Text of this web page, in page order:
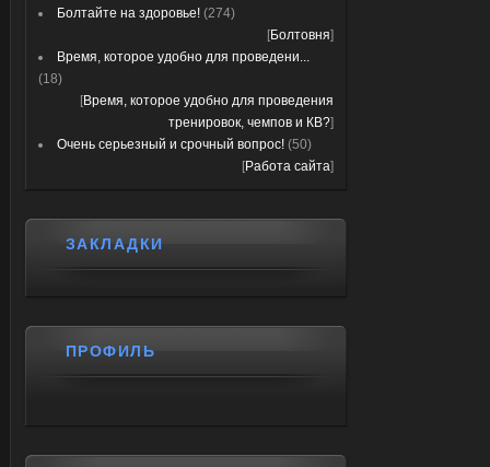
Болтайте на здоровье! (274)
[Болтовня]
Время, которое удобно для проведени...
(18)
[Время, которое удобно для проведения
тренировок, чемпов и КВ?]
Очень серьезный и срочный вопрос! (50)
[Работа сайта]
ЗАКЛАДКИ
ПРОФИЛЬ